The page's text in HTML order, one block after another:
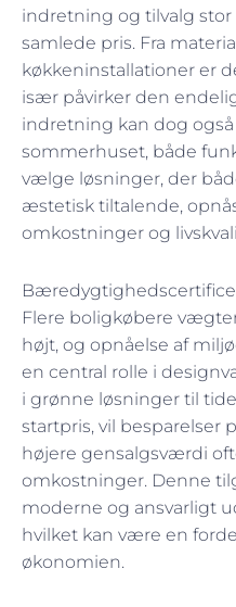
indretning og tilvalg
samlede pris. Fra
køkkeninstallationer er
især påvirker den
indretning kan dog
sommerhuset, både
vælge løsninger, der
æstetisk tiltalende,
omkostninger og
Flere boligkøbere
højt, og opnåelse af
en central rolle i
i grønne løsninger til
startpris, vil besparelser
højere gensalgsværdi
omkostninger. Denne
moderne og ansvarligt
hvilket kan være en
økonomien.